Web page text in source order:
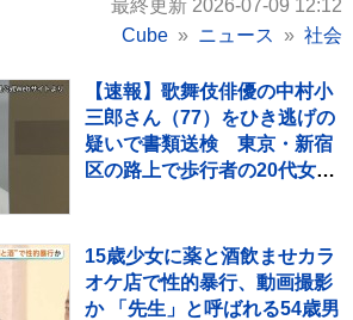
最終更新 2026-07-09 12:12
Cube
ニュース 社会
【速報】歌舞伎俳優の中村小
三郎さん（77）をひき逃げの
疑いで書類送検 東京・新宿
区の路上で歩行者の20代女性
15歳少女に薬と酒飲ませカラ
オケ店で性的暴行、動画撮影
か 「先生」と呼ばれる54歳男